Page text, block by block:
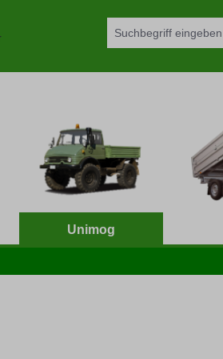
Unimog